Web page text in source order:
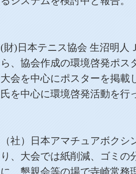
(財) 日本テニス協会 生沼明人
ら、協会作成の環境啓発ポス
大会を中心にポスターを掲載
氏を中心に環境啓発活動を行
（社）日本アマチュアボク
り、大会では紙削減、ゴミの
に、懇親会等の場で寺崎常務